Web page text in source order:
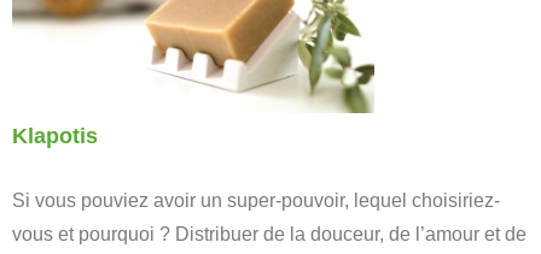
Klapotis
Si vous pouviez avoir un super-pouvoir, lequel choisiriez-
vous et pourquoi ? Distribuer de la douceur, de l’amour et de